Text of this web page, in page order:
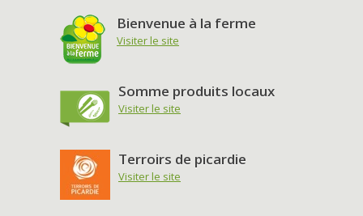
Bienvenue à la ferme
Visiter le site
Somme produits locaux
Visiter le site
Terroirs de picardie
Visiter le site